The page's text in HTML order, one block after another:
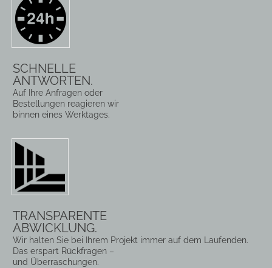
SCHNELLE
ANTWORTEN.
Auf Ihre Anfragen oder
Bestellungen reagieren wir
binnen eines Werktages.
TRANSPARENTE
ABWICKLUNG.
Wir halten Sie bei Ihrem Projekt immer auf dem Laufenden.
Das erspart Rückfragen –
und Überraschungen.